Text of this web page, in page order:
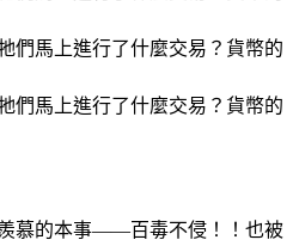
慕的本事——百毒不侵！！也被